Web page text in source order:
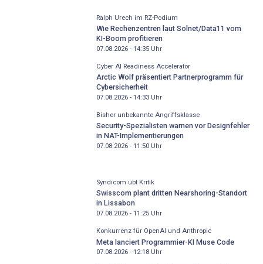
Ralph Urech im RZ-Podium
Wie Rechenzentren laut Solnet/Data11 vom
KI-Boom profitieren
07.08.2026 - 14:35Uhr
Cyber AI Readiness Accelerator
Arctic Wolf präsentiert Partnerprogramm für
Cybersicherheit
07.08.2026 - 14:33Uhr
Bisher unbekannte Angriffsklasse
Security-Spezialisten warnen vor Designfehler
in NAT-Implementierungen
07.08.2026 - 11:50Uhr
Syndicom übt Kritik
Swisscom plant dritten Nearshoring-Standort
in Lissabon
07.08.2026 - 11:25Uhr
Konkurrenz für OpenAI und Anthropic
Meta lanciert Programmier-KI Muse Code
07.08.2026 - 12:18Uhr